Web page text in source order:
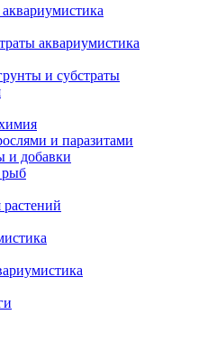
аквариумистика
и субстраты
и паразитами
и добавки
рыб